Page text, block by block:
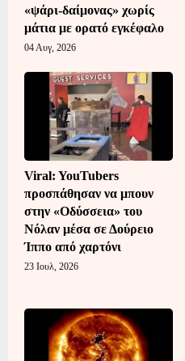
«ψάρι-δαίμονας» χωρίς
μάτια με ορατό εγκέφαλο
04 Αυγ, 2026
Viral: YouTubers
προσπάθησαν να μπουν
στην «Οδύσσεια» του
Νόλαν μέσα σε Δούρειο
Ίππο από χαρτόνι
23 Ιουλ, 2026